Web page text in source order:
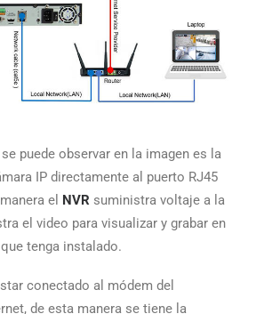
puede observar en la imagen es la
IP directamente al puerto RJ45
el NVR suministra voltaje a la
el video para visualizar y grabar en
tenga instalado.
conectado al módem del
de esta manera se tiene la